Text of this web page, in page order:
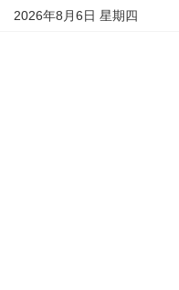
2026年8月6日 星期四